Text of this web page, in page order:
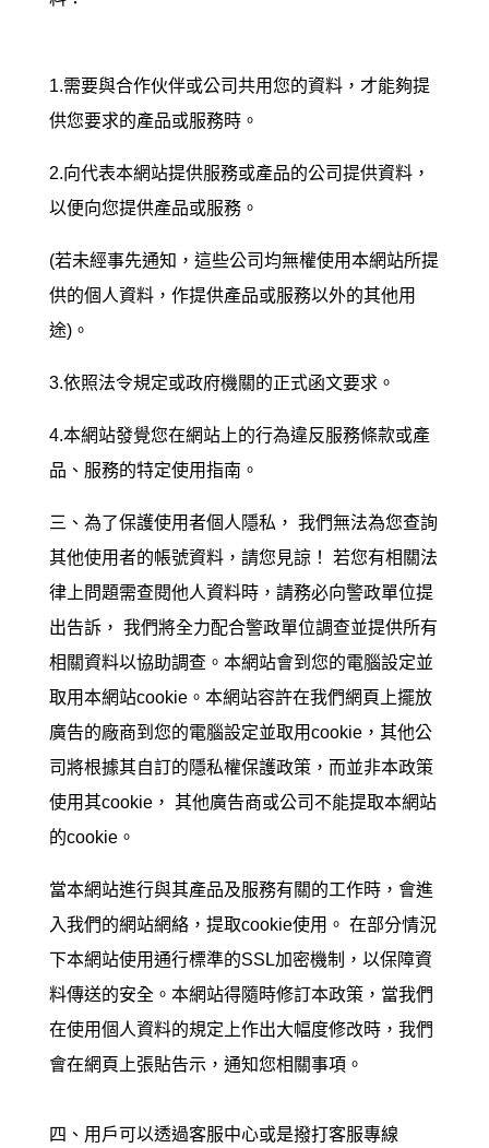
1.需要與合作伙伴或公司共用您的資料，才能夠提
供您要求的產品或服務時。
2.向代表本網站提供服務或產品的公司提供資料，
以便向您提供產品或服務。
(若未經事先通知，這些公司均無權使用本網站所提
供的個人資料，作提供產品或服務以外的其他用
途)。
3.依照法令規定或政府機關的正式函文要求。
4.本網站發覺您在網站上的行為違反服務條款或產
品、服務的特定使用指南。
三、為了保護使用者個人隱私， 我們無法為您查詢
其他使用者的帳號資料，請您見諒！ 若您有相關法
律上問題需查閱他人資料時，請務必向警政單位提
出告訴， 我們將全力配合警政單位調查並提供所有
相關資料以協助調查。本網站會到您的電腦設定並
取用本網站cookie。本網站容許在我們網頁上擺放
廣告的廠商到您的電腦設定並取用cookie，其他公
司將根據其自訂的隱私權保護政策，而並非本政策
使用其cookie， 其他廣告商或公司不能提取本網站
的cookie。
當本網站進行與其產品及服務有關的工作時，會進
入我們的網站網絡，提取cookie使用。 在部分情況
下本網站使用通行標準的SSL加密機制，以保障資
料傳送的安全。 本網站得隨時修訂本政策，當我們
在使用個人資料的規定上作出大幅度修改時，我們
會在網頁上張貼告示，通知您相關事項。
四、用戶可以透過客服中心或是撥打客服專線